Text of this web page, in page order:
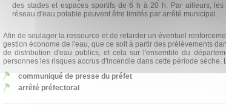
des stades et espa­ces sportifs de 6 h à 20 h. Par ailleurs,
réseau d'eau potable peuvent être limités par ar­rêté municipal.
Afin de soulager la ressour­ce et de retarder un éventuel
gestion économe de l'eau, que ce soit à partir des prélèvements
de distribution d'eau publics, et cela sur l'ensemble du
personnes les ris­ques accrus d'incendie dans cette période sèche.
communiqué de presse du préfet
arrêté préfectoral